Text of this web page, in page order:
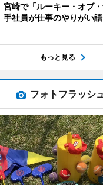
宮崎で「ルーキー・オブ
手社員が仕事のやりがい
もっと見る
フォトフラッシ